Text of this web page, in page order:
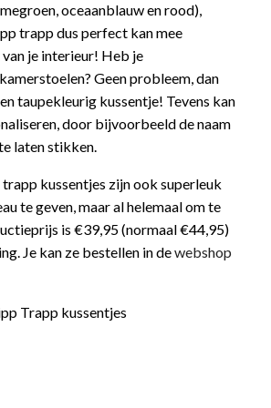
oceaanblauw en rood),
trapp dus perfect kan mee
je interieur! Heb je
Geen probleem, dan
taupekleurig kussentje! Tevens kan
door bijvoorbeeld de naam
laten stikken.
kussentjes zijn ook superleuk
te geven, maar al helemaal om te
is €39,95 (normaal €44,95)
Je kan ze bestellen in dewebshop